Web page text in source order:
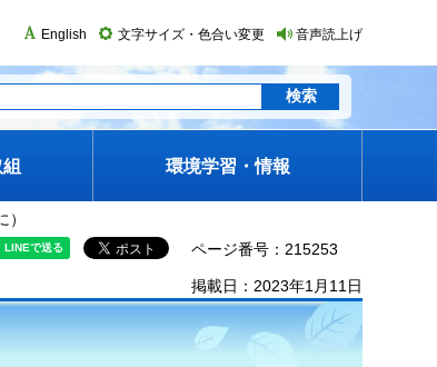
English 文字サイズ・色合い変更 音声読上げ
環境学習・情報
ページ番号：215253
掲載日：2023年1月11日